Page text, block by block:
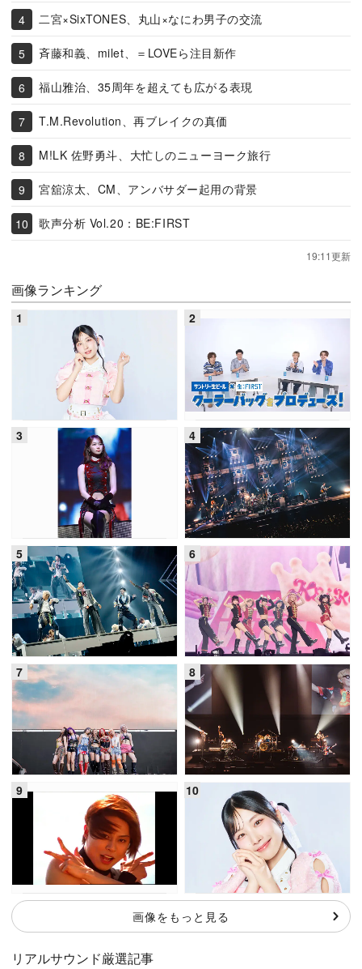
二宮×SixTONES、丸山×なにわ男子の交流
斉藤和義、milet、＝LOVEら注目新作
福山雅治、35周年を超えても広がる表現
T.M.Revolution、再ブレイクの真価
M!LK 佐野勇斗、大忙しのニューヨーク旅行
宮舘涼太、CM、アンバサダー起用の背景
歌声分析 Vol.20：BE:FIRST
19:11更新
画像ランキング
画像をもっと見る
リアルサウンド厳選記事